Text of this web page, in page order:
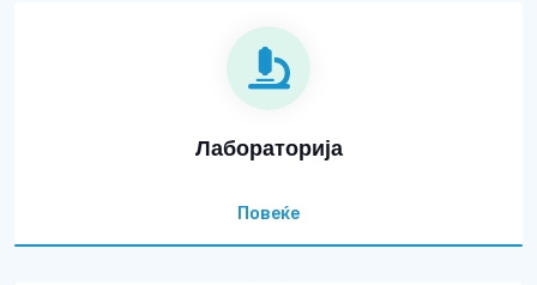
Лабораторија
Повеќе